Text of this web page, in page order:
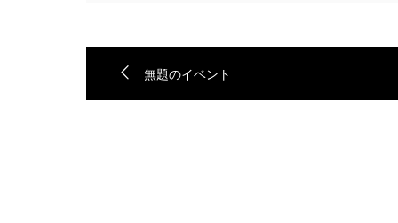
無題のイベント